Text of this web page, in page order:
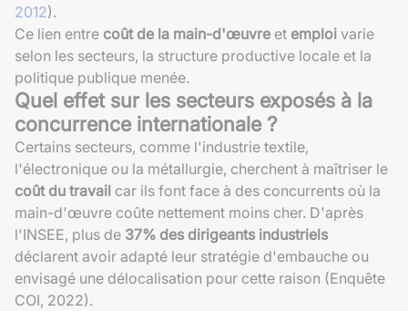
2012).
Ce lien entre coût de la main-d'œuvre et emploi varie
selon les secteurs, la structure productive locale et la
politique publique menée.
Quel effet sur les secteurs exposés à la
concurrence internationale ?
Certains secteurs, comme l'industrie textile,
l'électronique ou la métallurgie, cherchent à maîtriser le
coût du travail car ils font face à des concurrents où la
main-d'œuvre coûte nettement moins cher. D'après
l'INSEE, plus de 37% des dirigeants industriels
déclarent avoir adapté leur stratégie d'embauche ou
envisagé une délocalisation pour cette raison (Enquête
COI, 2022).